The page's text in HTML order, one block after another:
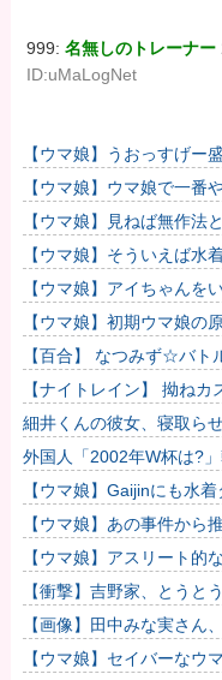
999:名無しのトレーナー
ID:uMaLogNet
【ウマ娘】うおっすげー
【ウマ娘】ウマ娘で一番
も育成でもグッズでもな
【ウマ娘】見ねば無作
エ…（殴
【ウマ娘】そういえば水
ｯｯｯ
【ウマ娘】アイちゃんを
りました…
【ウマ娘】初期ウマ娘の
がないんだ。
【百合】 なつみず☆バト
【ナイトレイン】 拗ねカ
処法
細井くんの彼女、寝取ら
外国人「2002年W杯は?
予選でレフリーへの性的
【ウマ娘】Gaijinにも水
【ウマ娘】あの事件から
【ウマ娘】アスリート的
いよね…
【衝撃】吉野家、とうと
【画像】田中みな実さん
してしまう
【ウマ娘】セイバーなウ